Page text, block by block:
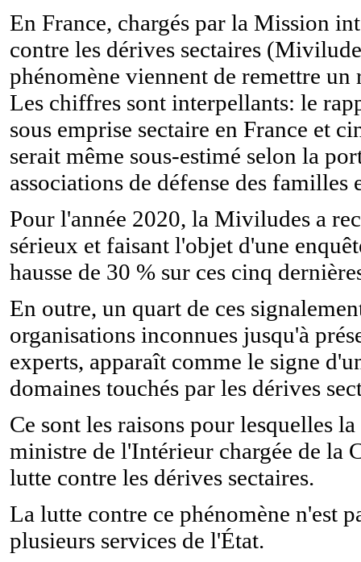
En France, chargés par la Mission
contre les dérives sectaires
phénomène viennent de remettre
Les chiffres sont interpellants: le
sous emprise sectaire en France et
serait même sous-estimé selon la
associations de défense des
Pour l'année 2020, la Miviludes a
sérieux et faisant l'objet d'une
hausse de 30 % sur ces cinq
En outre, un quart de ces
organisations inconnues jusqu'à
experts, apparaît comme le signe
domaines touchés par les dérives
Ce sont les raisons pour lesquelles
ministre de l'Intérieur chargée de la
lutte contre les dérives sectaires.
La lutte contre ce phénomène n'est
plusieurs services de l'État.